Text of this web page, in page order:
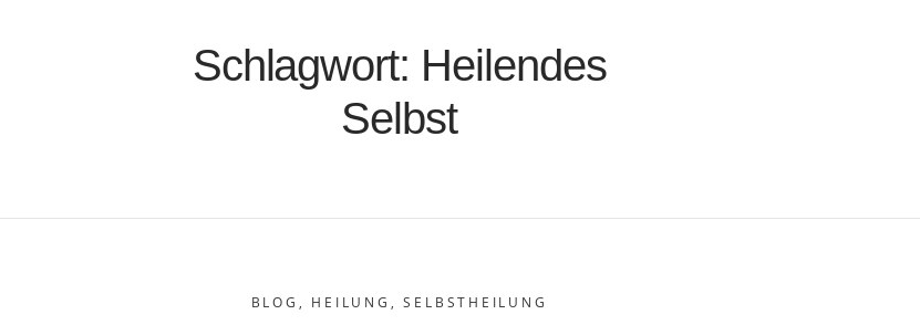
Schlagwort: Heilendes
Selbst
BLOG , HEILUNG ,SELBSTHEILUNG